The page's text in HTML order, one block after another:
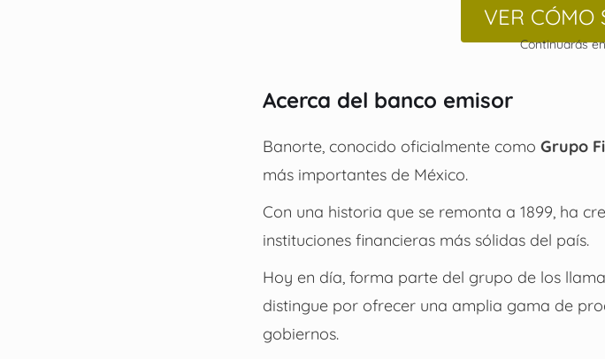
VER CÓMO
Continuarás
Acerca del banco emisor
Banorte, conocido oficialmente como Grupo
más importantes de México.
Con una historia que se remonta a 1899, ha
instituciones financieras más sólidas del país.
Hoy en día, forma parte del grupo de los
distingue por ofrecer una amplia gama de
gobiernos.